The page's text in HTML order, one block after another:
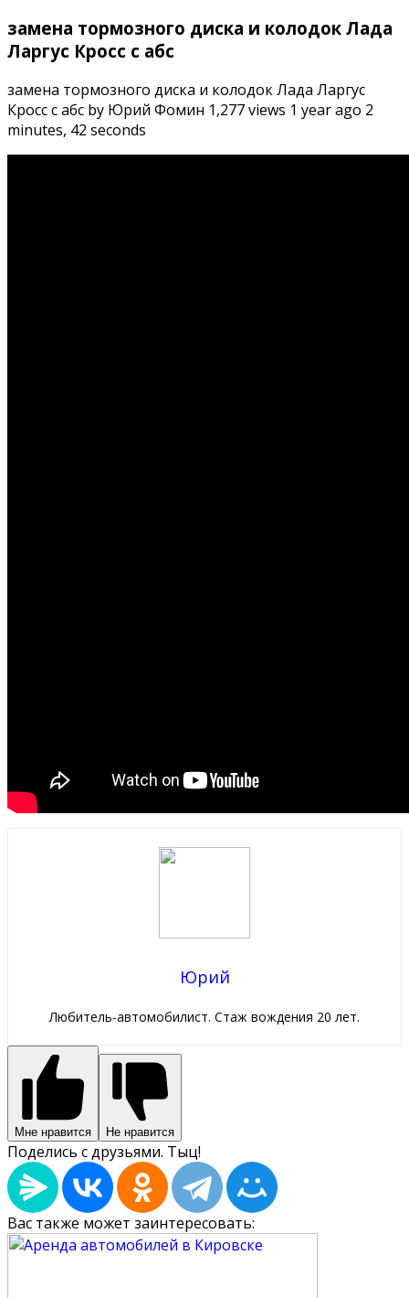
замена тормозного диска и колодок Лада
Ларгус Кросс с абс
замена тормозного диска и колодок Лада Ларгус
Кросс с абс by Юрий Фомин 1,277 views 1 year ago 2
minutes, 42 seconds
Юрий
Любитель-автомобилист. Стаж вождения 20 лет.
Мне нравится Не нравится
Поделись с друзьями. Тыц!
Вас также может заинтересовать: